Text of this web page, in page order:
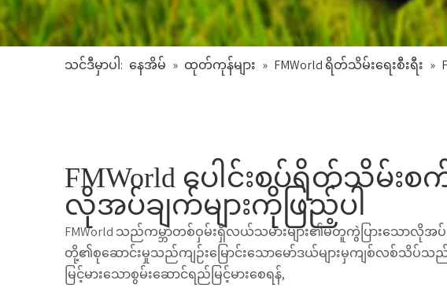
သင်ဒီမှာပါ: နေအိမ် » ထုတ်ကုန်များ » FMWorld ရိတ်သိမ်းရေးစီးရီး »
FMWorld ပေါင်းစပ်ရိတ်သိမ်း
လိုအပ်ချက်များကိုဖြည့်ပါ
FMWorld သည်ကမ္ဘာတစ်ဝှမ်းရှိလယ်သမားများ၏မတူကွဲပြားသော
တို့၏စုဆောင်းမှုသည်ကျဉ်းမြောင်းသောမော်ဒယ်များမှကျစ်လစ်သိပ်သ
မြင့်မားသောစွမ်းဆောင်ရည်မြင့်မားစေရန်,